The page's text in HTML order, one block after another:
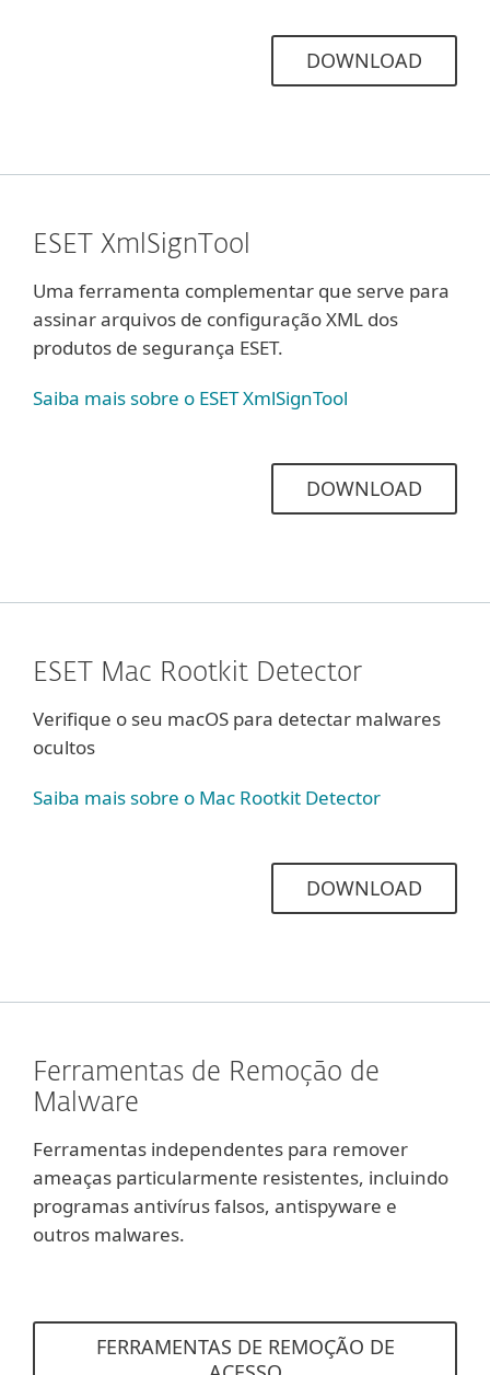
DOWNLOAD
ESET XmlSignTool
Uma ferramenta complementar que serve para
assinar arquivos de configuração XML dos
produtos de segurança ESET.
Saiba mais sobre o ESET XmlSignTool
DOWNLOAD
ESET Mac Rootkit Detector
Verifique o seu macOS para detectar malwares
ocultos
Saiba mais sobre o Mac Rootkit Detector
DOWNLOAD
Ferramentas de Remoção de
Malware
Ferramentas independentes para remover
ameaças particularmente resistentes, incluindo
programas antivírus falsos, antispyware e
outros malwares.
FERRAMENTAS DE REMOÇÃO DE